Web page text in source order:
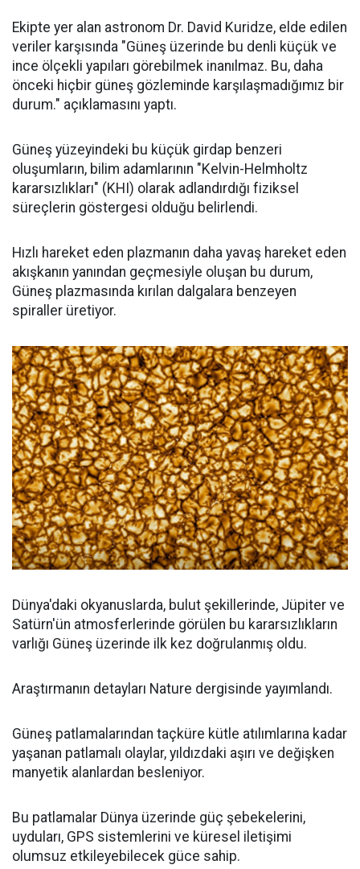
Ekipte yer alan astronom Dr. David Kuridze, elde edilen
veriler karşısında "Güneş üzerinde bu denli küçük ve
ince ölçekli yapıları görebilmek inanılmaz. Bu, daha
önceki hiçbir güneş gözleminde karşılaşmadığımız bir
durum." açıklamasını yaptı.
Güneş yüzeyindeki bu küçük girdap benzeri
oluşumların, bilim adamlarının "Kelvin-Helmholtz
kararsızlıkları" (KHI) olarak adlandırdığı fiziksel
süreçlerin göstergesi olduğu belirlendi.
Hızlı hareket eden plazmanın daha yavaş hareket eden
akışkanın yanından geçmesiyle oluşan bu durum,
Güneş plazmasında kırılan dalgalara benzeyen
spiraller üretiyor.
Dünya'daki okyanuslarda, bulut şekillerinde, Jüpiter ve
Satürn'ün atmosferlerinde görülen bu kararsızlıkların
varlığı Güneş üzerinde ilk kez doğrulanmış oldu.
Araştırmanın detayları Nature dergisinde yayımlandı.
Güneş patlamalarından taçküre kütle atılımlarına kadar
yaşanan patlamalı olaylar, yıldızdaki aşırı ve değişken
manyetik alanlardan besleniyor.
Bu patlamalar Dünya üzerinde güç şebekelerini,
uyduları, GPS sistemlerini ve küresel iletişimi
olumsuz etkileyebilecek güce sahip.